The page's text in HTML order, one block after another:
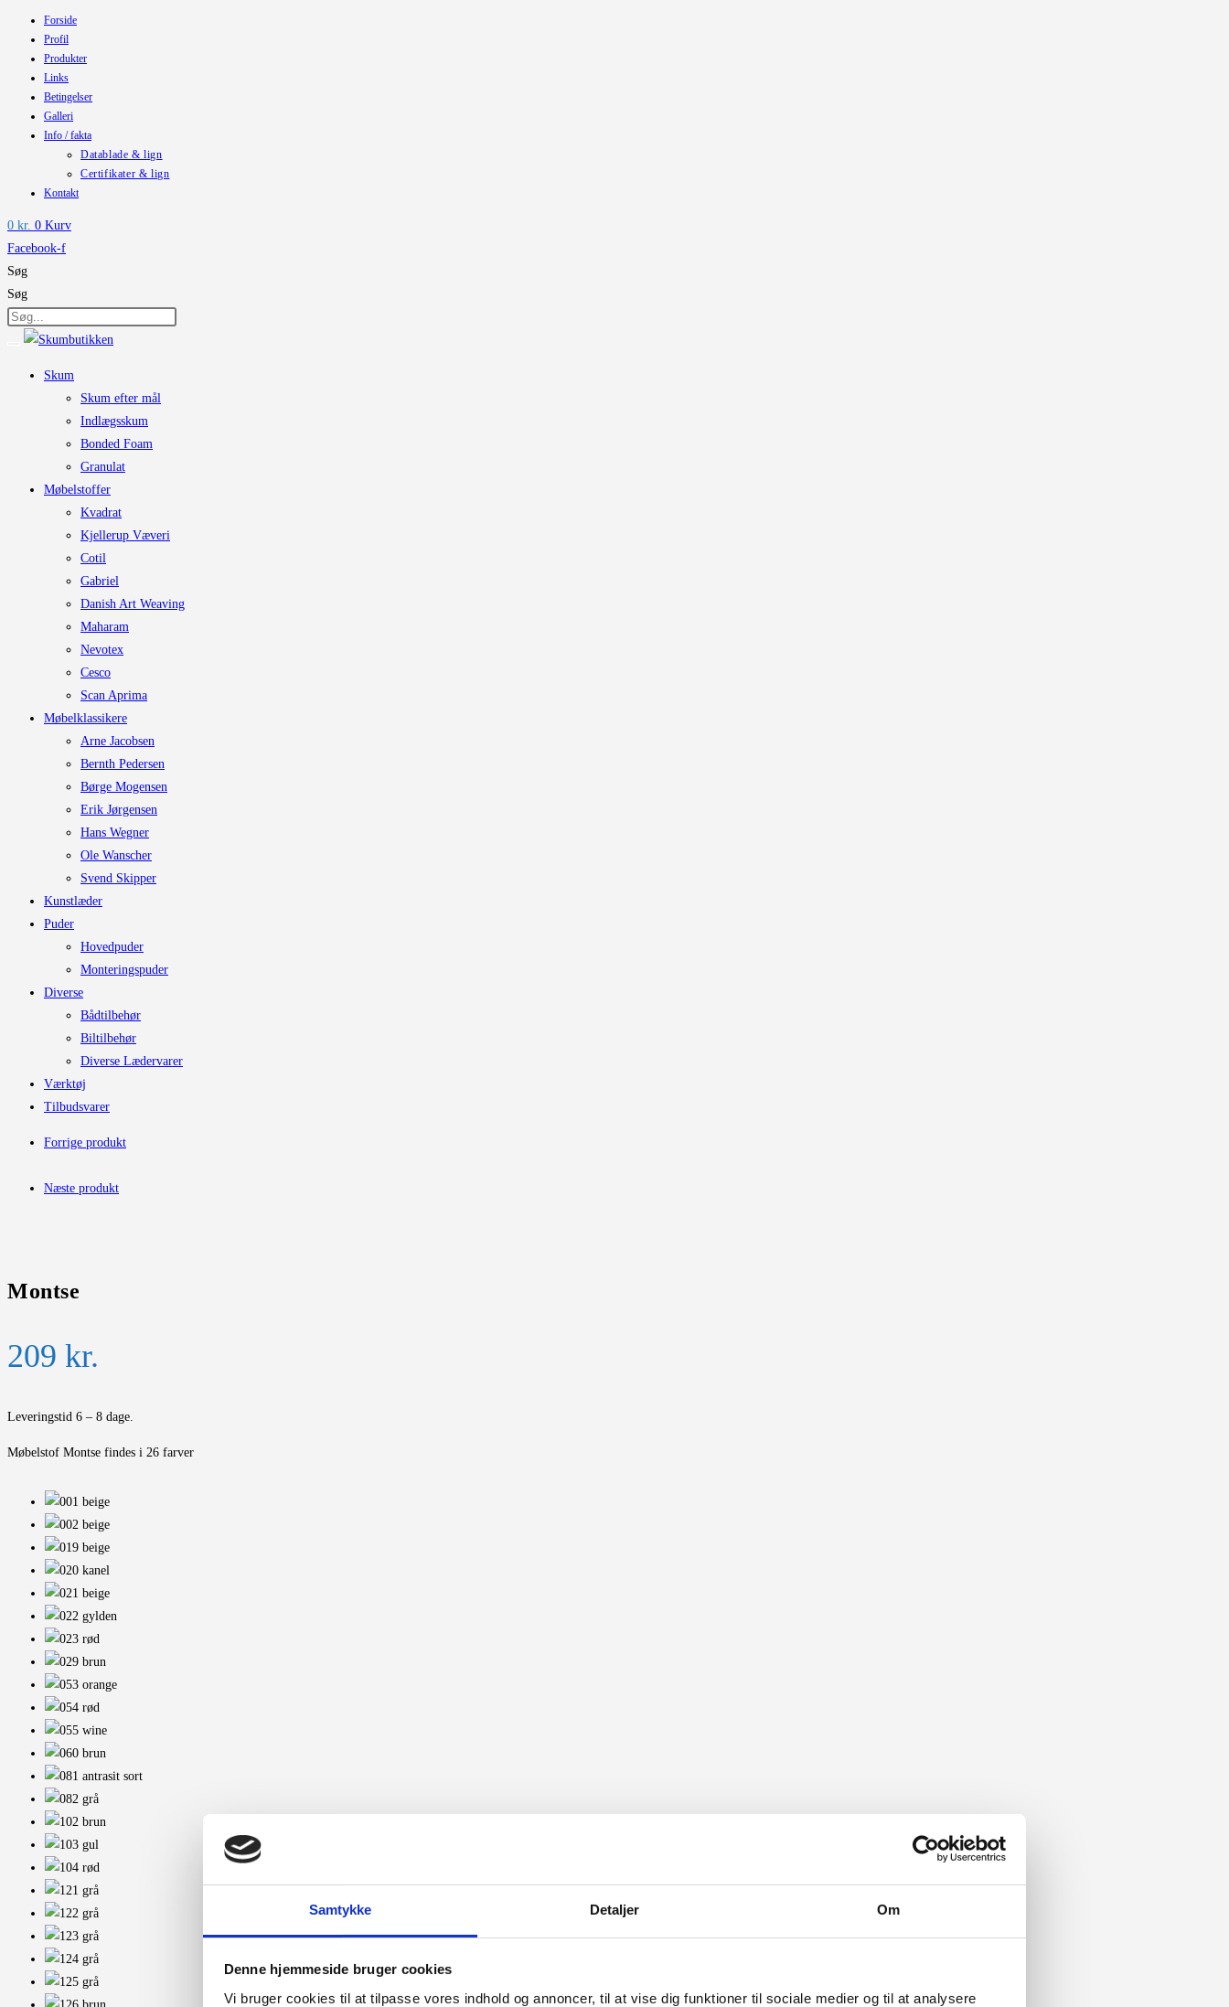
Samtykke Detaljer Om
Denne hjemmeside bruger cookies
Vi bruger cookies til at tilpasse vores indhold og annoncer, til at vise dig funktioner til sociale medier og til at analysere
Forside
Profil
Produkter
Links
Betingelser
Galleri
Info / fakta
Datablade & lign
Certifikater & lign
Kontakt
0 kr. 0 Kurv
Facebook-f
Søg
Søg
Skum
Skum efter mål
Indlægsskum
Bonded Foam
Granulat
Møbelstoffer
Kvadrat
Kjellerup Væveri
Cotil
Gabriel
Danish Art Weaving
Maharam
Nevotex
Cesco
Scan Aprima
Møbelklassikere
Arne Jacobsen
Bernth Pedersen
Børge Mogensen
Erik Jørgensen
Hans Wegner
Ole Wanscher
Svend Skipper
Kunstlæder
Puder
Hovedpuder
Monteringspuder
Diverse
Bådtilbehør
Biltilbehør
Diverse Lædervarer
Værktøj
Tilbudsvarer
Forrige produkt
Næste produkt
Montse
209 kr.
Leveringstid 6 – 8 dage.
Møbelstof Montse findes i 26 farver